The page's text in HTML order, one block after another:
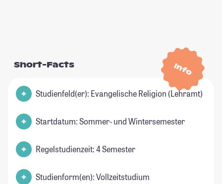
Info
Short-Facts
Studienfeld(er): Evangelische Religion (Lehramt)
Startdatum: Sommer- und Wintersemester
Regelstudienzeit: 4 Semester
Studienform(en): Vollzeitstudium